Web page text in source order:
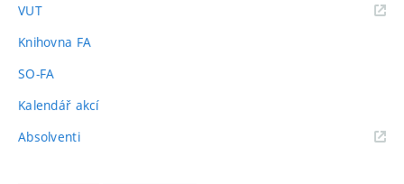
VUT(externí
Knihovna FA
SO-FA
Kalendář akcí
Absolventi(externí